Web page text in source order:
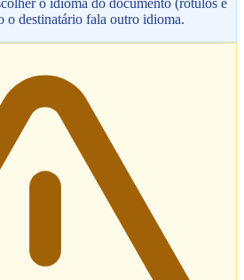
destinatário fala outro idioma.